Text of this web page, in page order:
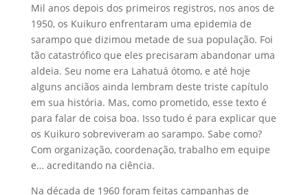
Mil anos depois dos primeiros registros, nos anos de
1950, os Kuikuro enfrentaram uma epidemia de
sarampo que dizimou metade de sua população. Foi
tão catastrófico que eles precisaram abandonar uma
aldeia. Seu nome era Lahatuá ótomo, e até hoje
alguns anciãos ainda lembram deste triste capítulo
em sua história. Mas, como prometido, esse texto é
para falar de coisa boa. Isso tudo é para explicar que
os Kuikuro sobreviveram ao sarampo. Sabe como?
Com organização, coordenação, trabalho em equipe
e… acreditando na ciência.
Na década de 1960 foram feitas campanhas de